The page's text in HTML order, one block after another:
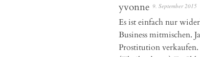
yvonne 9. September 2015
Es ist einfach nur
Business mitmischen.
Prostitution verkaufen.